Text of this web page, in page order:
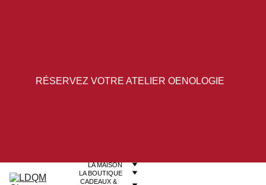
LA MAISON
LA BOUTIQUE
RÉSERVEZ VOTRE ATELIER OENOLOGIE